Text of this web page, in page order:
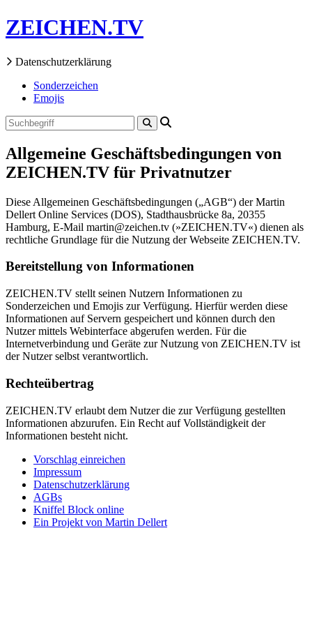
ZEICHEN.TV
Datenschutzerklärung
Sonderzeichen
Emojis
Allgemeine Geschäftsbedingungen von
ZEICHEN.TV für Privatnutzer
Diese Allgemeinen Geschäftsbedingungen („AGB“) der Martin
Dellert Online Services (DOS), Stadthausbrücke 8a, 20355
Hamburg, E-Mail martin@zeichen.tv (»ZEICHEN.TV«) dienen als
rechtliche Grundlage für die Nutzung der Webseite ZEICHEN.TV.
Bereitstellung von Informationen
ZEICHEN.TV stellt seinen Nutzern Informationen zu
Sonderzeichen und Emojis zur Verfügung. Hierfür werden diese
Informationen auf Servern gespeichert und können durch den
Nutzer mittels Webinterface abgerufen werden. Für die
Internetverbindung und Geräte zur Nutzung von ZEICHEN.TV ist
der Nutzer selbst verantwortlich.
Rechteübertrag
ZEICHEN.TV erlaubt dem Nutzer die zur Verfügung gestellten
Informationen abzurufen. Ein Recht auf Vollständigkeit der
Informationen besteht nicht.
Vorschlag einreichen
Impressum
Datenschutzerklärung
AGBs
Kniffel Block online
Ein Projekt von Martin Dellert